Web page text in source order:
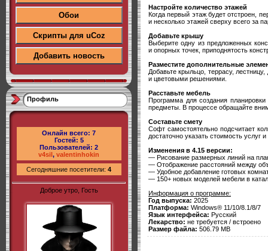
Обои
Скрипты для uCoz
Добавить новость
Профиль
Онлайн всего: 7
Гостей: 5
Пользователей: 2
v4sil, valentinhokin
Сегодняшние посетители: 4
Доброе утро, Гость
Настройте количество этажей
Когда первый этаж будет отстроен,
и несколько этажей сверху всего за
Добавьте крышу
Выберите одну из предложенных
и опорных точек, приподнятость
Разместите дополнительные
Добавьте крыльцо, террасу,
и цветовыми решениями.
Расставьте мебель
Программа для создания
предметы. В процессе обращайте
Составьте смету
Софт самостоятельно подсчитает
достаточно указать стоимость услуг
Изменения в 4.15 версии:
— Рисование размерных линий на
— Отображение расстояний между
— Удобное добавление готовых
— 150+ новых моделей мебели в
Информация о программе:
Год выпуска: 2025
Платформа: Windows® 11/10/8.1/8/7
Язык интерфейса: Русский
Лекарство: не требуется / встроено
Размер файла: 506.79 MB